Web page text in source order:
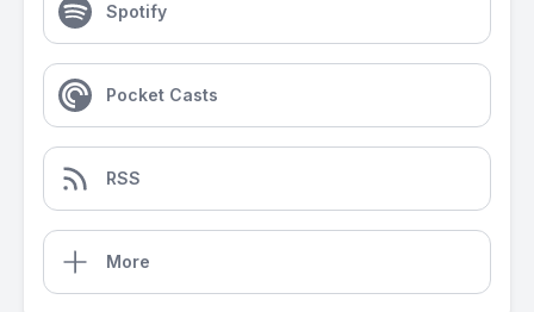
Spotify
Pocket Casts
RSS
More